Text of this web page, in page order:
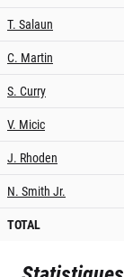
T. Salaun
C. Martin
S. Curry
V. Micic
J. Rhoden
N. Smith Jr.
TOTAL